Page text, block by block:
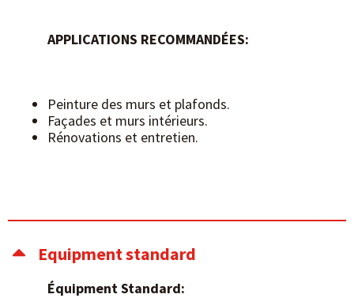
APPLICATIONS RECOMMANDÉES:
Peinture des murs et plafonds.
Façades et murs intérieurs.
Rénovations et entretien.
Equipment standard
Équipment Standard: